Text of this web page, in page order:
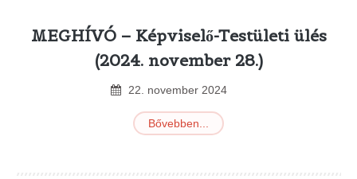
MEGHÍVÓ – Képviselő-Testületi ülés
(2024. november 28.)
22 november 2024
Bővebben...